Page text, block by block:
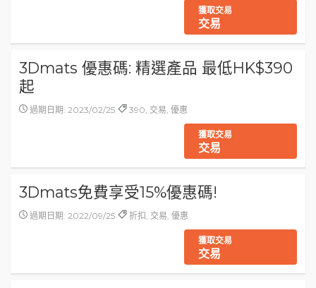
獲取交易
交易
3Dmats 優惠碼: 精選產品 最低HK$390
起
過期日期: 2023/02/25 390, 交易, 優惠
獲取交易
交易
3Dmats免費享受15%優惠碼!
過期日期: 2022/09/25 折扣, 交易, 優惠
獲取交易
交易